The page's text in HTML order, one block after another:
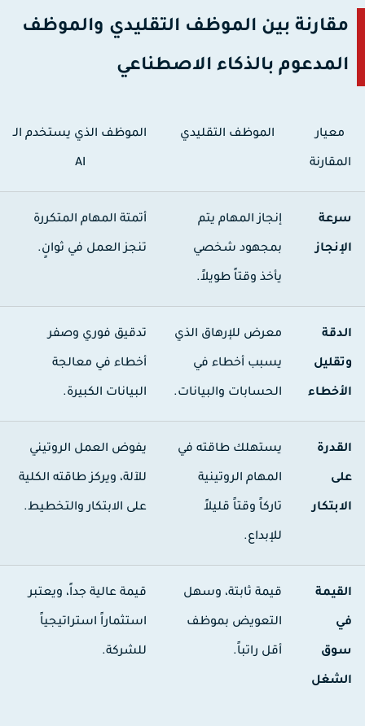
مقارنة بين الموظف التقليدي والموظف
المدعوم بالذكاء الاصطناعي
معيار
المقارنة
الموظف التقليدي الموظف الذي يستخدم الـ
إنجاز المهام يتم
بمجهود شخصي
يأخذ وقتاً طويلاً.
أتمتة المهام المتكررة
تنجز العمل في ثوانٍ.
معرض للإرهاق الذي
يسبب أخطاء في
الحسابات والبيانات.
تدقيق فوري وصفر
أخطاء في معالجة
البيانات الكبيرة.
يستهلك طاقته في
المهام الروتينية
تاركاً وقتاً قليلاً
للإبداع.
يفوض العمل الروتيني
للآلة، ويركز طاقته الكلية
على الابتكار والتخطيط.
قيمة ثابتة، وسهل
التعويض بموظف
أقل راتباً.
قيمة عالية جداً، ويعتبر
استثماراً استراتيجياً
للشركة.